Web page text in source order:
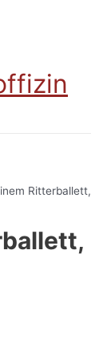
Ritterballett,